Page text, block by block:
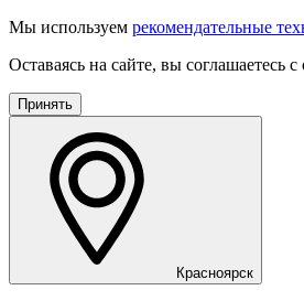
Мы используем рекомендательные
Оставаясь на сайте, вы соглашаетесь
Принять
Красноярск